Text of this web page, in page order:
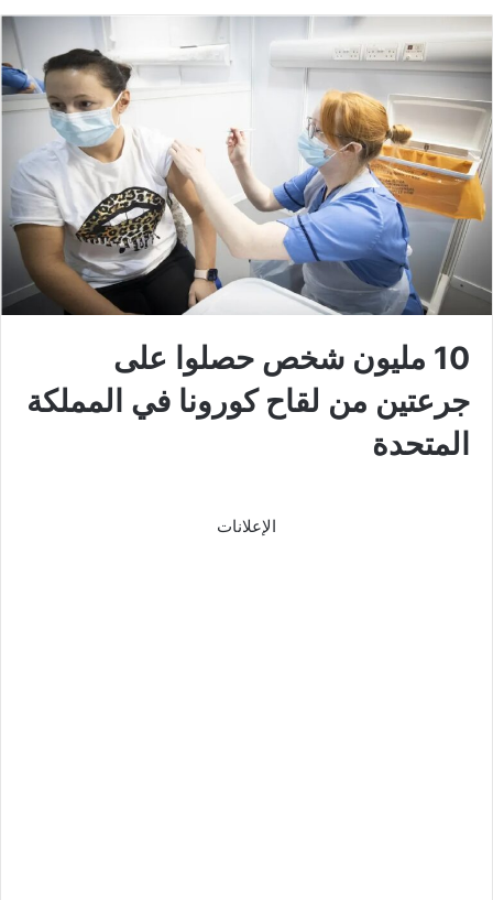
10 مليون شخص حصلوا على
جرعتين من لقاح كورونا في المملكة
المتحدة
الإعلانات